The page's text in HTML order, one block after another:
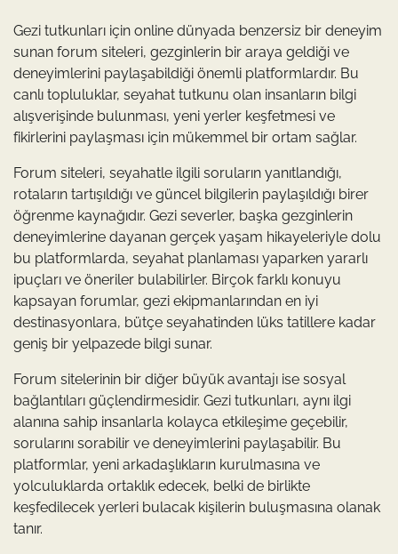
Gezi tutkunları için online dünyada benzersiz bir deneyim
sunan forum siteleri, gezginlerin bir araya geldiği ve
deneyimlerini paylaşabildiği önemli platformlardır. Bu
canlı topluluklar, seyahat tutkunu olan insanların bilgi
alışverişinde bulunması, yeni yerler keşfetmesi ve
fikirlerini paylaşması için mükemmel bir ortam sağlar.
Forum siteleri, seyahatle ilgili soruların yanıtlandığı,
rotaların tartışıldığı ve güncel bilgilerin paylaşıldığı birer
öğrenme kaynağıdır. Gezi severler, başka gezginlerin
deneyimlerine dayanan gerçek yaşam hikayeleriyle dolu
bu platformlarda, seyahat planlaması yaparken yararlı
ipuçları ve öneriler bulabilirler. Birçok farklı konuyu
kapsayan forumlar, gezi ekipmanlarından en iyi
destinasyonlara, bütçe seyahatinden lüks tatillere kadar
geniş bir yelpazede bilgi sunar.
Forum sitelerinin bir diğer büyük avantajı ise sosyal
bağlantıları güçlendirmesidir. Gezi tutkunları, aynı ilgi
alanına sahip insanlarla kolayca etkileşime geçebilir,
sorularını sorabilir ve deneyimlerini paylaşabilir. Bu
platformlar, yeni arkadaşlıkların kurulmasına ve
yolculuklarda ortaklık edecek, belki de birlikte
keşfedilecek yerleri bulacak kişilerin buluşmasına olanak
tanır.